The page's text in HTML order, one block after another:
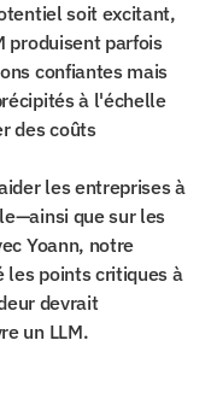
soit excitant,
produisent parfois
confiantes mais
à l'échelle
des coûts
les entreprises à
que sur les
Yoann, notre
les points critiques à
devrait
un LLM.